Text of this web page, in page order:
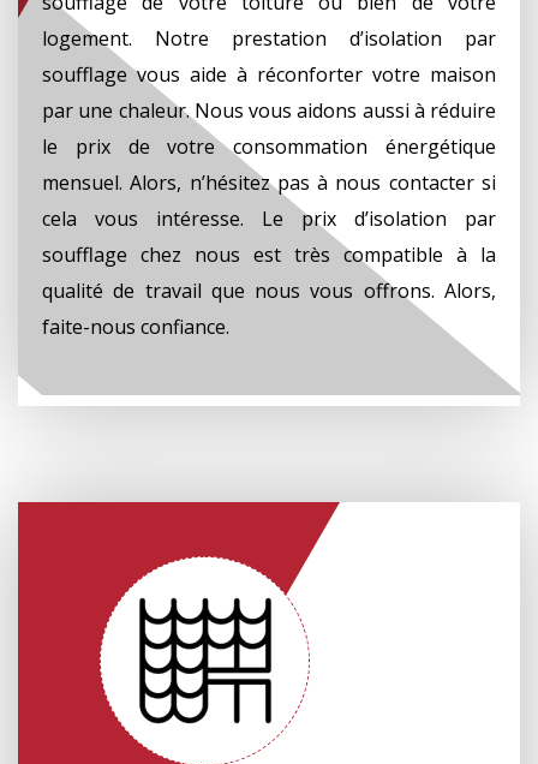
logement. Notre prestation d’isolation par
soufflage vous aide à réconforter votre maison
par une chaleur. Nous vous aidons aussi à réduire
le prix de votre consommation énergétique
mensuel. Alors, n’hésitez pas à nous contacter si
cela vous intéresse. Le prix d’isolation par
soufflage chez nous est très compatible à la
qualité de travail que nous vous offrons. Alors,
faite-nous confiance.